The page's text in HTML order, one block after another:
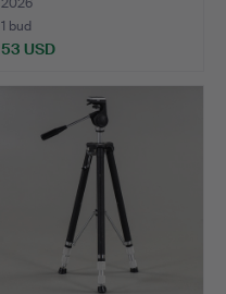
1 bud
53 USD